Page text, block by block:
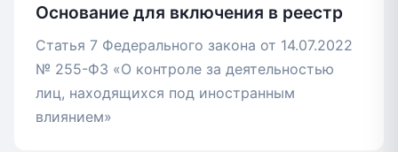
Основание для включения в реестр
Статья 7 Федерального закона от 14.07.2022
№ 255-ФЗ «О контроле за деятельностью
лиц, находящихся под иностранным
влиянием»